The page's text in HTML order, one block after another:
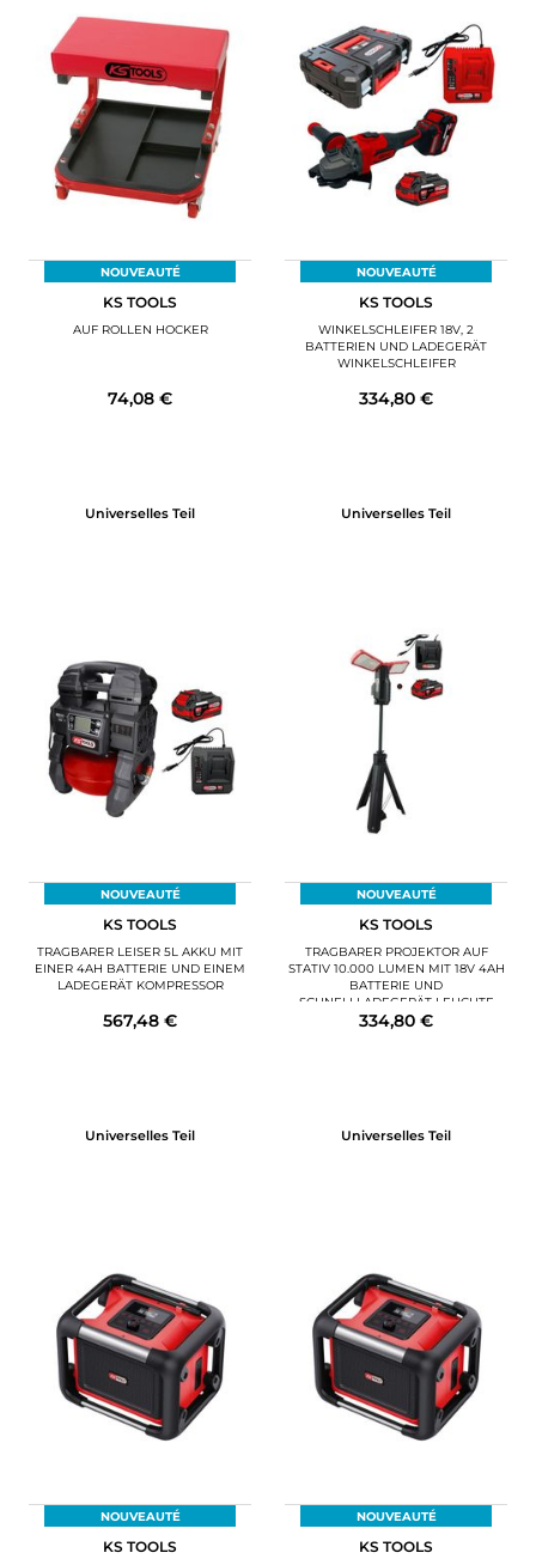
NOUVEAUTÉ
KS TOOLS
AUF ROLLEN HOCKER
74,08 €
Universelles Teil
NOUVEAUTÉ
KS TOOLS
WINKELSCHLEIFER 18V, 2
BATTERIEN UND LADEGERÄT
WINKELSCHLEIFER
334,80 €
Universelles Teil
NOUVEAUTÉ
KS TOOLS
TRAGBARER LEISER 5L AKKU MIT
EINER 4AH BATTERIE UND EINEM
LADEGERÄT KOMPRESSOR
567,48 €
Universelles Teil
NOUVEAUTÉ
KS TOOLS
TRAGBARER PROJEKTOR AUF
STATIV 10.000 LUMEN MIT 18V 4AH
BATTERIE UND
SCHNELLLADEGERÄT LEUCHTE
334,80 €
Universelles Teil
NOUVEAUTÉ
KS TOOLS
NOUVEAUTÉ
KS TOOLS